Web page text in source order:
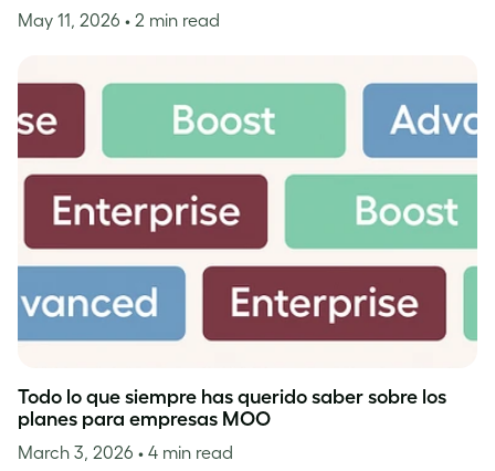
May 11, 2026 • 2 min read
Todo lo que siempre has querido saber sobre los
planes para empresas MOO
March 3, 2026 • 4 min read